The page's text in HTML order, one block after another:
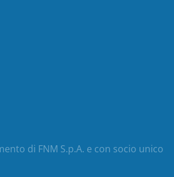
di FNM S.p.A. e con socio unico